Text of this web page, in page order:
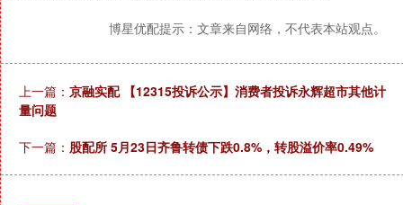
博星优配提示：文章来自网络，不代表本站观点。
上一篇： 京融实配 【12315投诉公示】消费者投诉永辉超市其他计
量问题
下一篇： 股配所 5月23日齐鲁转债下跌0.8%，转股溢价率0.49%